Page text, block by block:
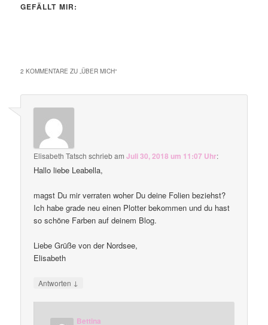
GEFÄLLT MIR:
2 KOMMENTARE ZU „ÜBER MICH“
Elisabeth Tatsch schriebamJuli 30, 2018 um 11:07 Uhr:
Hallo liebe Leabella,
magst Du mir verraten woher Du deine Folien beziehst?
Ich habe grade neu einen Plotter bekommen und du hast
so schöne Farben auf deinem Blog.
Liebe Grüße von der Nordsee,
Elisabeth
Antworten ↓
Bettina